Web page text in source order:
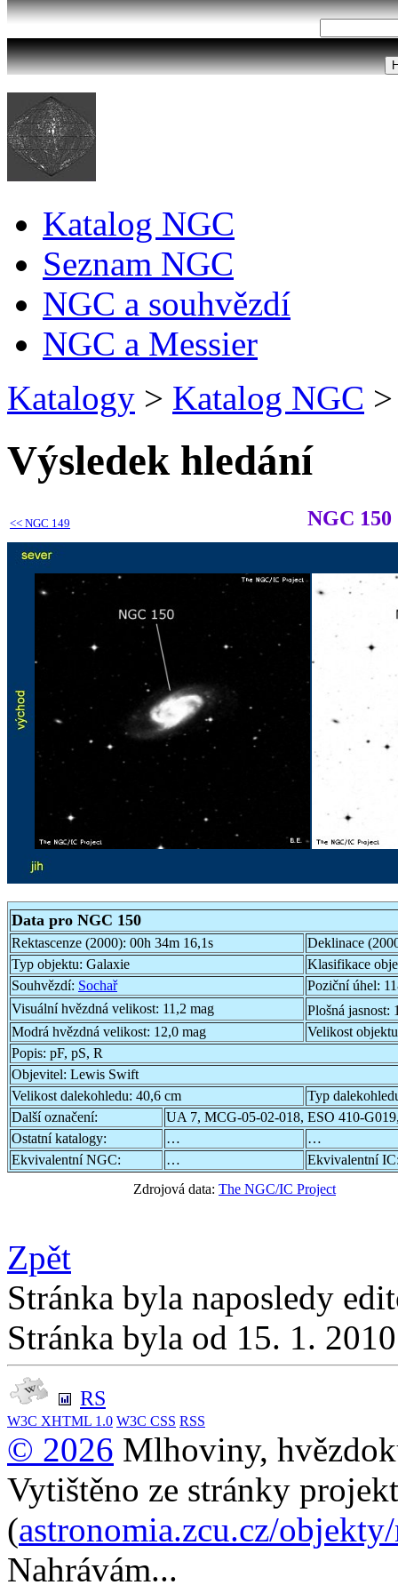
Katalog NGC
Seznam NGC
NGC a souhvězdí
NGC a Messier
Katalogy > Katalog NGC >
Výsledek hledání
<< NGC 149 NGC 150
Data pro NGC 150
Rektascenze (2000): 00h 34m 16,1s
Deklinace
Typ objektu: Galaxie
Klasifikace
Souhvězdí: Sochař Poziční úhel:
Visuální hvězdná velikost: 11,2 mag Plošná jasnost:
Modrá hvězdná velikost: 12,0 mag
Velikost
Popis: pF, pS, R
Objevitel: Lewis Swift
Velikost dalekohledu: 40,6 cm
Typ
Další označení:
UA 7, MCG-05-02-018, ESO 410-
Ostatní katalogy:
…
…
Ekvivalentní NGC:
…
Ekvivalentní
Zdrojová data: The NGC/IC Project
Zpět
Stránka byla naposledy
Stránka byla od 15. 1.
RS
W3C XHTML 1.0 W3C CSS RSS
© 2026 Mlhoviny,
Vytištěno ze stránky
(astronomia.zcu.cz/
Nahrávám...